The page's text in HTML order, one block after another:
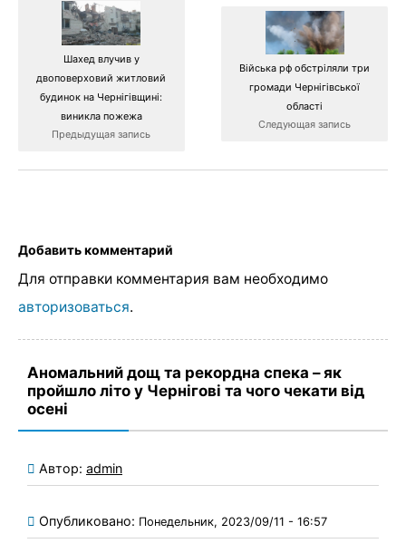
Шахед влучив у
двоповерховий житловий
будинок на Чернігівщині:
виникла пожежа
Предыдущая запись
Війська рф обстріляли три
громади Чернігівської
області
Следующая запись
Добавить комментарий
Для отправки комментария вам необходимо
авторизоваться.
Аномальний дощ та рекордна спека – як
пройшло літо у Чернігові та чого чекати від
осені
Автор: admin
Опубликовано: Понедельник, 2023/09/11 - 16:57